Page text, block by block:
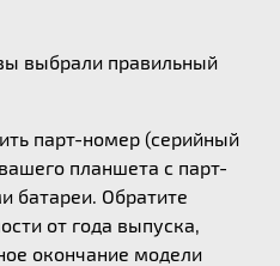
выбрали правильный
парт-номер (серийный
планшета с парт-
батареи. Обратите
от года выпуска,
окончание модели